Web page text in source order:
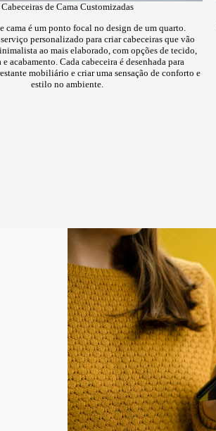
Cabeceiras de Cama Customizadas
cama é um ponto focal no design de um quarto.
personalizado para criar cabeceiras que vão
ao mais elaborado, com opções de tecido,
acabamento. Cada cabeceira é desenhada para
mobiliário e criar uma sensação de conforto e
estilo no ambiente.